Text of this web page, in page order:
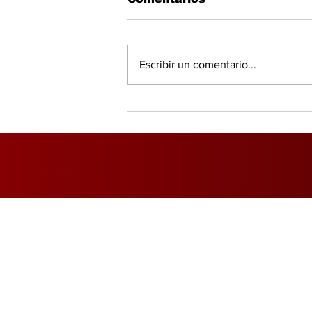
global, según PwC
Escribir un comentario...